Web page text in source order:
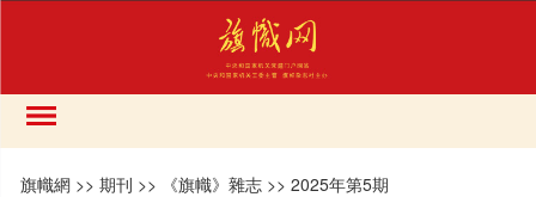
旗幟網 >>期刊 >> 《旗幟》雜志 >>2025年第5期